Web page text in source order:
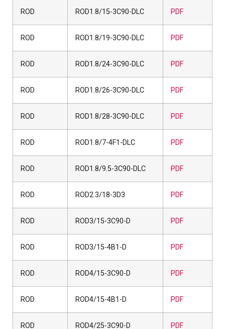
ROD ROD1.8/15-3C90-DLC PDF
ROD ROD1.8/19-3C90-DLC PDF
ROD ROD1.8/24-3C90-DLC PDF
ROD ROD1.8/26-3C90-DLC PDF
ROD ROD1.8/28-3C90-DLC PDF
ROD ROD1.8/7-4F1-DLC PDF
ROD ROD1.8/9.5-3C90-DLC PDF
ROD ROD2.3/18-3D3 PDF
ROD ROD3/15-3C90-D PDF
ROD ROD3/15-4B1-D PDF
ROD ROD4/15-3C90-D PDF
ROD ROD4/15-4B1-D PDF
ROD ROD4/25-3C90-D PDF